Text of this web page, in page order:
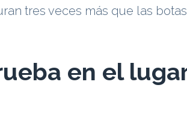
tres veces más que las
en el